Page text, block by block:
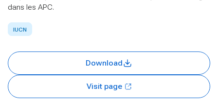
dans les APC.
IUCN
Download
Visit page